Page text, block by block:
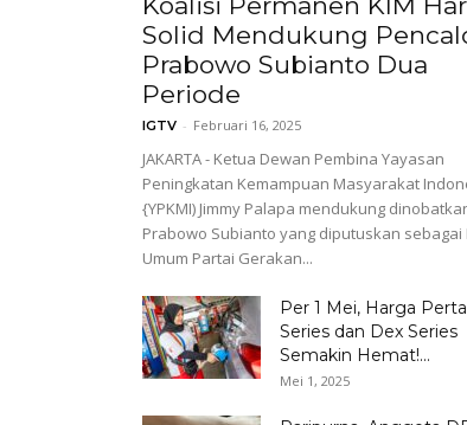
Solid Mendukung
Prabowo Subianto Dua
Periode
IGTV - Februari 16, 2025
JAKARTA - Ketua Dewan Pembina Yayasan
Peningkatan Kemampuan Masyarakat
{YPKMI) Jimmy Palapa mendukung
Prabowo Subianto yang diputuskan sebagai
Umum Partai Gerakan...
Per 1 Mei, Harga
Series dan Dex Series
Semakin Hemat!...
Mei 1, 2025